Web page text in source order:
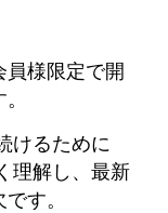
員様限定で開
けるために
理解し、最新
す。